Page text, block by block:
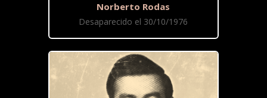
Norberto Rodas
Desaparecido el 30/10/1976